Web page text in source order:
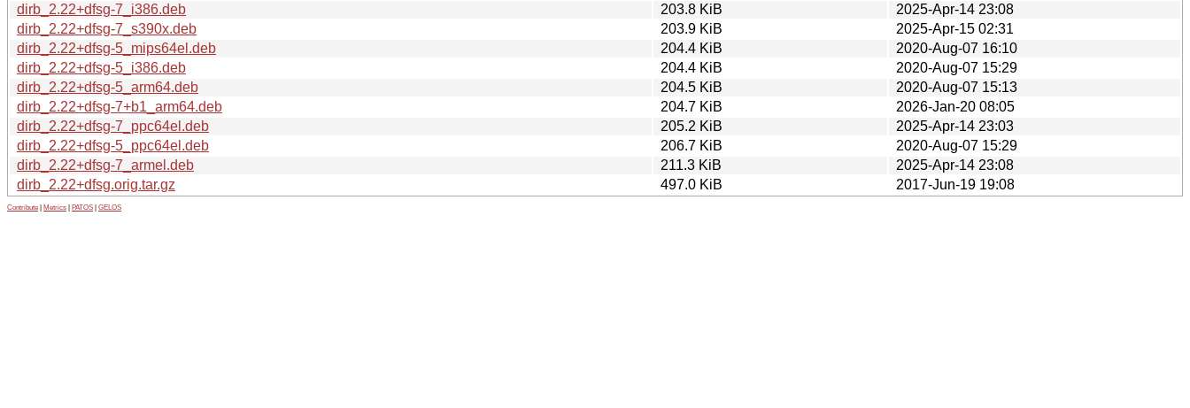
dirb_2.22+dfsg-7_i386.deb
203.8 KiB
2025-Apr-14 23:08
dirb_2.22+dfsg-7_s390x.deb
203.9 KiB
2025-Apr-15 02:31
dirb_2.22+dfsg-5_mips64el.deb
204.4 KiB
2020-Aug-07 16:10
dirb_2.22+dfsg-5_i386.deb
204.4 KiB
2020-Aug-07 15:29
dirb_2.22+dfsg-5_arm64.deb
204.5 KiB
2020-Aug-07 15:13
dirb_2.22+dfsg-7+b1_arm64.deb
204.7 KiB
2026-Jan-20 08:05
dirb_2.22+dfsg-7_ppc64el.deb
205.2 KiB
2025-Apr-14 23:03
dirb_2.22+dfsg-5_ppc64el.deb
206.7 KiB
2020-Aug-07 15:29
dirb_2.22+dfsg-7_armel.deb
211.3 KiB
2025-Apr-14 23:08
dirb_2.22+dfsg.orig.tar.gz
497.0 KiB 2017-Jun-19 19:08
Contribute Metrics PATOS GELOS